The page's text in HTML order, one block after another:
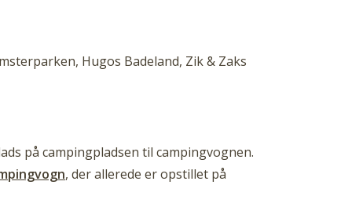
Hugos Badeland, Zik & Zaks
på campingpladsen til campingvognen.
, der allerede er opstillet på